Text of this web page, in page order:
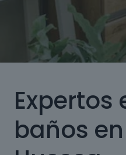
Expertos
baños